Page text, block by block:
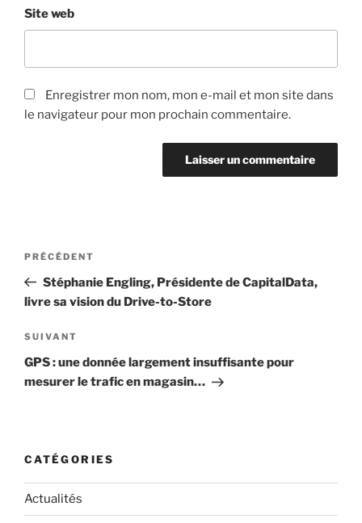
Site web
Enregistrer mon nom, mon e-mail et mon site dans
le navigateur pour mon prochain commentaire.
Navigation
l’article
Article
précédent
PRÉCÉDENT
Stéphanie Engling, Présidente de CapitalData,
livre sa vision du Drive-to-Store
Article
suivant
SUIVANT
GPS : une donnée largement insuffisante pour
mesurer le trafic en magasin…
CATÉGORIES
Actualités